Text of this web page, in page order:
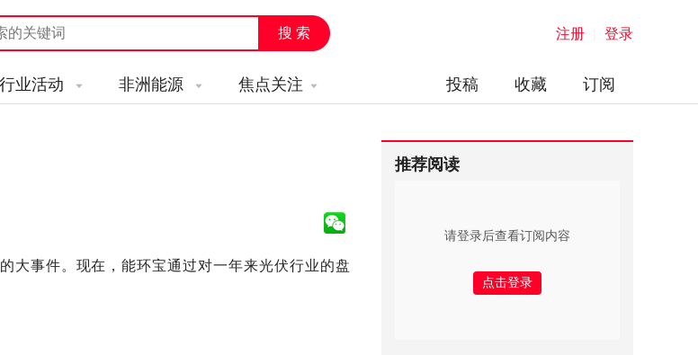
注册 登录
行业活动 非洲能源 焦点关注 订阅
收藏
投稿
大事件。现在，能环宝通过对一年来光伏行业的盘
推荐阅读
请登录后查看订阅内容